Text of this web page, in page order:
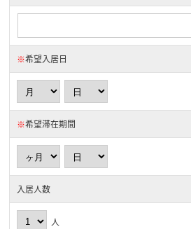
※希望入居日
※希望滞在期間
入居人数
人